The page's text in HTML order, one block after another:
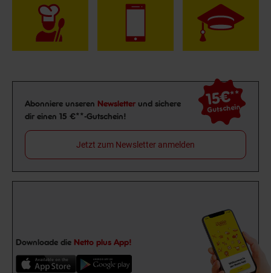
Newsletter Anmeldung
Abonniere unseren Newsletter und sichere
dir einen 15 €**-Gutschein!
15€**
Gutschein
Jetzt zum Newsletter anmelden
Downloade die Netto plus App!